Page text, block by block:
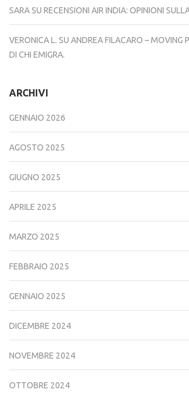
SARA SU RECENSIONI AIR INDIA: OPINIONI
VERONICA L. SU ANDREA FILACARO – MOVING
DI CHI EMIGRA.
ARCHIVI
GENNAIO 2026
AGOSTO 2025
GIUGNO 2025
APRILE 2025
MARZO 2025
FEBBRAIO 2025
GENNAIO 2025
DICEMBRE 2024
NOVEMBRE 2024
OTTOBRE 2024